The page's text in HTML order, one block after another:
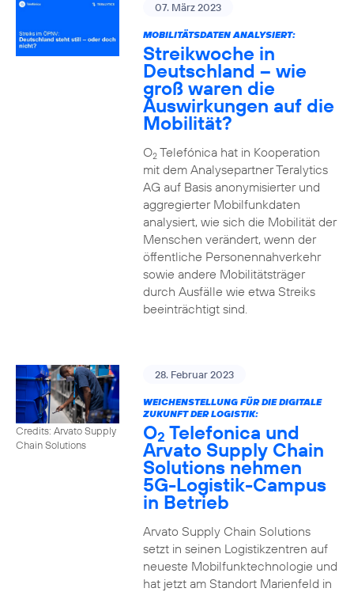
07. März 2023
MOBILITÄTSDATEN ANALYSIERT:
Streikwoche in
Deutschland – wie
groß waren die
Auswirkungen auf die
Mobilität?
O2Telefónica hat in Kooperation
mit dem Analysepartner Teralytics
AG auf Basis anonymisierter und
aggregierter Mobilfunkdaten
analysiert, wie sich die Mobilität der
Menschen verändert, wenn der
öffentliche Personennahverkehr
sowie andere Mobilitätsträger
durch Ausfälle wie etwa Streiks
beeinträchtigt sind.
Credits: Arvato Supply
Chain Solutions
28. Februar 2023
WEICHENSTELLUNG FÜR DIE DIGITALE
ZUKUNFT DER LOGISTIK:
O2 Telefonica und
Arvato Supply Chain
Solutions nehmen
5G-Logistik-Campus
in Betrieb
Arvato Supply Chain Solutions
setzt in seinen Logistikzentren auf
neueste Mobilfunktechnologie und
hat jetzt am Standort Marienfeld in